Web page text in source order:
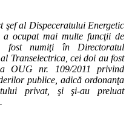
şef al Dispeceratului Energetic
a ocupat mai multe funcţii de
fost numiţi în Directoratul
Transelectrica, cei doi au fost
OUG nr. 109/2011 privind
publice, adică ordonanţa
privat, şi şi-au preluat